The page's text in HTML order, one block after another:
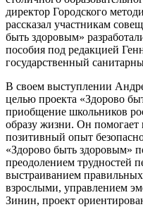
директор Городского
рассказал участникам
быть здоровым»
пособия под редакцией
государственный
В своем выступлении
целью проекта «Здорово
приобщение школьников
образу жизни. Он помогает
позитивный опыт
«Здорово быть здоровым»
преодолением трудностей
выстраиванием
взрослыми, управлением
Зинин, проект